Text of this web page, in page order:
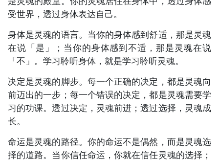
受世界，透过身体表达自己。
身体是灵魂的语言。当你的身体感到舒适，那是灵魂
在说「是」；当你的身体感到不适，那是灵魂在说
「不」。学习聆听身体，就是学习聆听灵魂。
决定是灵魂的脚步。每一个正确的决定，都是灵魂向
前迈出的一步；每一个错误的决定，都是灵魂需要学
习的功课。透过决定，灵魂前进；透过选择，灵魂成
长。
命运是灵魂的路径。你的命运不是偶然，而是灵魂选
择的道路。当你信任命运，你就在信任灵魂的选择；